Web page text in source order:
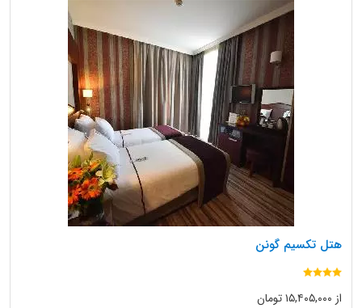
هتل تکسیم گونن
از ۱۵,۴۰۵,۰۰۰ تومان